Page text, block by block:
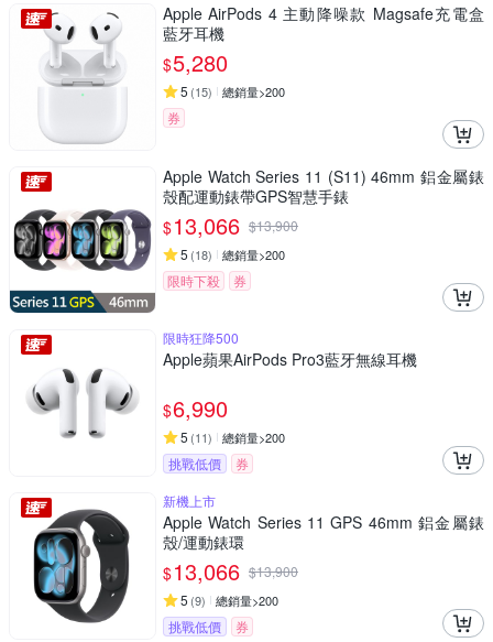
Apple AirPods 4 主動降噪款 Magsafe充電盒
藍牙耳機
$5,280
5 (15) 總銷量>200
券
Apple Watch Series 11 (S11) 46mm 鋁金屬錶
殼配運動錶帶GPS智慧手錶
$13,066 $13,900
5 (18) 總銷量>200
限時下殺 券
限時狂降500
Apple蘋果AirPods Pro3藍牙無線耳機
$6,990
5 (11) 總銷量>200
挑戰低價
券
新機上市
Apple Watch Series 11 GPS 46mm 鋁金屬錶
殼/運動錶環
$13,066 $13,900
5 (9) 總銷量>200
挑戰低價 券